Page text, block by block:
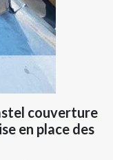
couverture
en place des